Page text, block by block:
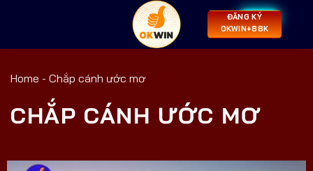
ĐĂNG KÝ
OKWIN+88K
Home - Chắp cánh ước mơ
CHẮP CÁNH ƯỚC MƠ